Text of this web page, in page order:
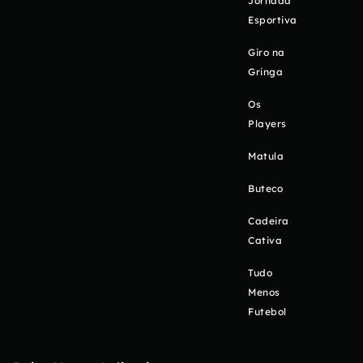
Esportiva
Giro na
Gringa
Os
Players
Matula
Buteco
Cadeira
Cativa
Tudo
Menos
Futebol